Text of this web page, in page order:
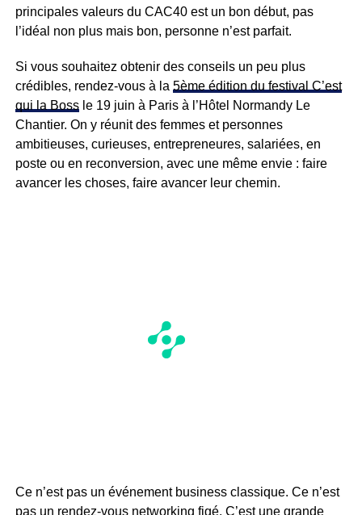
principales valeurs du CAC40 est un bon début, pas
l’idéal non plus mais bon, personne n’est parfait.
Si vous souhaitez obtenir des conseils un peu plus
crédibles, rendez-vous à la 5ème édition du festival C’est
qui la Bossle 19 juin à Paris à l’Hôtel Normandy Le
Chantier. On y réunit des femmes et personnes
ambitieuses, curieuses, entrepreneures, salariées, en
poste ou en reconversion, avec une même envie : faire
avancer les choses, faire avancer leur chemin.
Ce n’est pas un événement business classique. Ce n’est
pas un rendez-vous networking figé. C’est une grande